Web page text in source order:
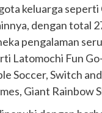
keluarga
dengan
pengalaman
Latomochi Fun
Soccer, Switch
Giant Rainbow